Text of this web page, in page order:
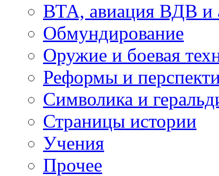
ВТА, авиация ВДВ и
Обмундирование
Оружие и боевая
Реформы и
Символика и
Страницы истории
Учения
Прочее